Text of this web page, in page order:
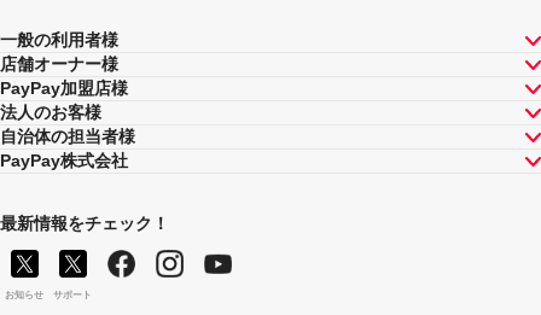
一般の利用者様
店舗オーナー様
PayPay加盟店様
法人のお客様
自治体の担当者様
PayPay株式会社
最新情報をチェック！
お知らせ サポート